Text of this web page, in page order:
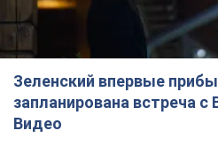
Зеленский впервые
запланирована встреча с
Видео